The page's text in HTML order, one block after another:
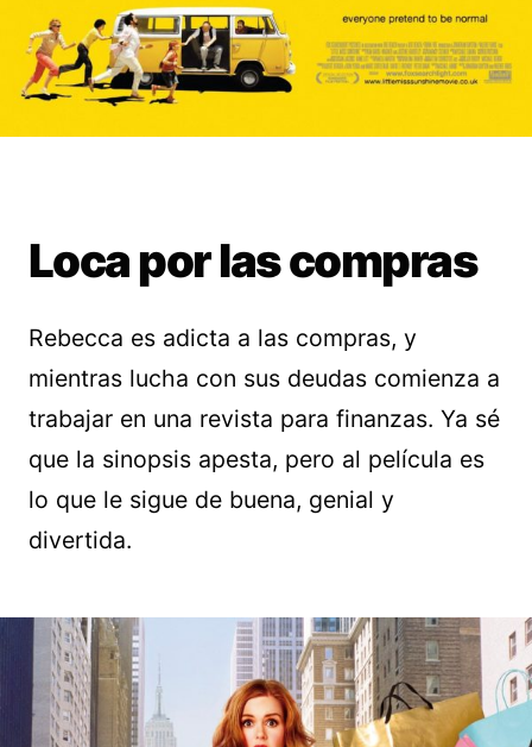
Loca por las compras
Rebecca es adicta a las compras, y
mientras lucha con sus deudas comienza a
trabajar en una revista para finanzas. Ya sé
que la sinopsis apesta, pero al película es
lo que le sigue de buena, genial y
divertida.